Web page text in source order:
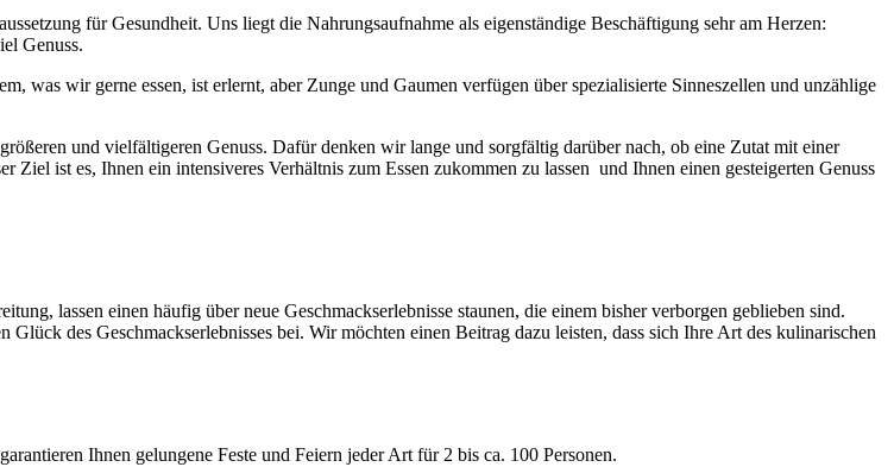
für Gesundheit. Uns liegt die Nahrungsaufnahme als eigenständige Beschäftigung sehr am Herzen:
Genuss.
was wir gerne essen, ist erlernt, aber Zunge und Gaumen verfügen über spezialisierte Sinneszellen und unzählige
und vielfältigeren Genuss. Dafür denken wir lange und sorgfältig darüber nach, ob eine Zutat mit einer
ist es, Ihnen ein intensiveres Verhältnis zum Essen zukommen zu lassen und Ihnen einen gesteigerten Genuss
lassen einen häufig über neue Geschmackserlebnisse staunen, die einem bisher verborgen geblieben sind.
des Geschmackserlebnisses bei. Wir möchten einen Beitrag dazu leisten, dass sich Ihre Art des kulinarischen
Ihnen gelungene Feste und Feiern jeder Art für 2 bis ca. 100 Personen.